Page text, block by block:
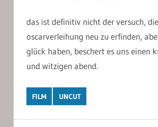
das ist definitiv nicht der versuch, die
oscarverleihung neu zu erfinden,
glück haben, beschert es uns einen
und witzigen abend.
FILM UNCUT